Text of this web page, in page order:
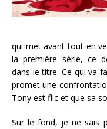
qui met avant tout en
la première série, ce
dans le titre. Ce qui va
promet une
Tony est flic et que sa
Sur le fond, je ne sais